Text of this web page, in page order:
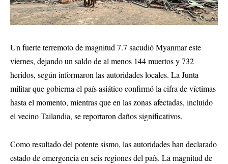
Un fuerte terremoto de magnitud 7.7 sacudió Myanmar este
viernes, dejando un saldo de al menos 144 muertos y 732
heridos, según informaron las autoridades locales. La Junta
militar que gobierna el país asiático confirmó la cifra de víctimas
hasta el momento, mientras que en las zonas afectadas, incluido
el vecino Tailandia, se reportaron daños significativos.
Como resultado del potente sismo, las autoridades han declarado
estado de emergencia en seis regiones del país. La magnitud de